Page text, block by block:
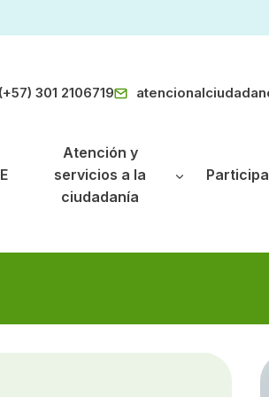
(+57) 301 2106719
Atención y
servicios a la
ciudadanía
Participa